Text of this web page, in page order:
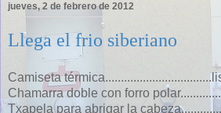
jueves, 2 de febrero de 2012
Llega el frio siberiano
Camiseta
Chamarra doble con forro
Txapela para abrigar la